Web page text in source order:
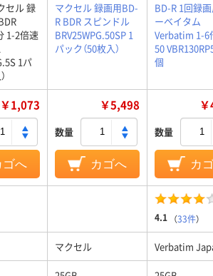
セル 録
1-2倍速
1パ
マクセル 録画用BD-
R BDR スピンドル
BRV25WPG.50SP 1
パック（50枚入）
BD-R 1回録
ーベイタム
Verbatim 1-6
50
個
￥1,073
ゴへ
￥5,498
数量
カゴへ
数量
カ
4.1 （33件）
マクセル Verbatim